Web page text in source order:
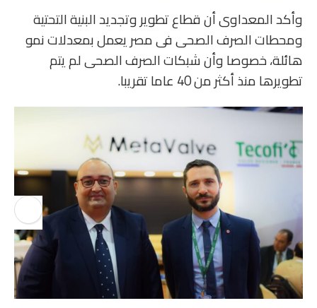
وأكد المعداوى أن قطاع تطوير وتجديد البنية التحتية
ومحطات الصرف الصحى فى مصر يعمل بمعدلات نمو
هائلة، خصوصا وأن شبكات الصرف الصحى لم يتم
تطويرها منذ أكثر من 40 عاما تقريبا.